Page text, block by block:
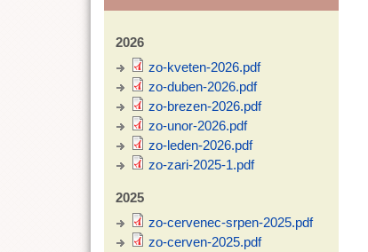
2026
zo-kveten-2026.pdf
zo-duben-2026.pdf
zo-brezen-2026.pdf
zo-unor-2026.pdf
zo-leden-2026.pdf
zo-zari-2025-1.pdf
2025
zo-cervenec-srpen-2025.pdf
zo-cerven-2025.pdf